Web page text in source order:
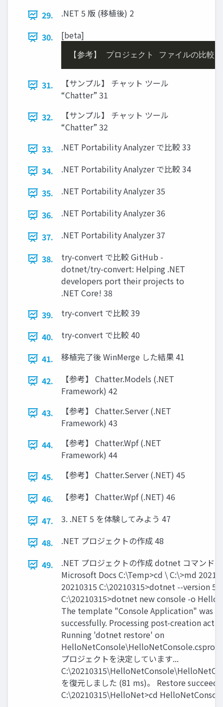
29.
.NET 5 版 (移植後) 2
30.
[beta]
【参考】 プロジェクト ファイルの
31.
【サンプル】 チャット ツール
“Chatter” 31
32.
【サンプル】 チャット ツール
“Chatter” 32
33.
.NET Portability Analyzer で比較 33
34.
.NET Portability Analyzer で比較 34
35.
.NET Portability Analyzer 35
36.
.NET Portability Analyzer 36
37.
.NET Portability Analyzer 37
38.
try-convert で比較 GitHub -
dotnet/try-convert: Helping .NET
developers port their projects to
.NET Core! 38
39.
try-convert で比較 39
40.
try-convert で比較 40
41.
移植完了後 WinMerge した結果 41
42.
【参考】 Chatter.Models (.NET
Framework) 42
43.
【参考】 Chatter.Server (.NET
Framework) 43
44.
【参考】 Chatter.Wpf (.NET
Framework) 44
45.
【参考】 Chatter.Server (.NET) 45
46.
【参考】 Chatter.Wpf (.NET) 46
47.
3. .NET 5 を体験してみよう 47
48.
.NET プロジェクトの作成 48
49.
.NET プロジェクトの作成 dotnet コマンド -
Microsoft Docs C:\Temp>cd \ C:\>md
20210315 C:\20210315>dotnet --version
C:\20210315>dotnet new console -o
The template "Console Application" was
successfully. Processing post-creation
Running 'dotnet restore' on
プロジェクトを決定しています...
を復元しました (81 ms)。 Restore
C:\20210315\HelloNet>cd